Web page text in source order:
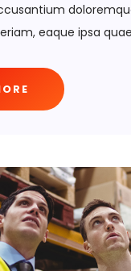
eaque ipsa